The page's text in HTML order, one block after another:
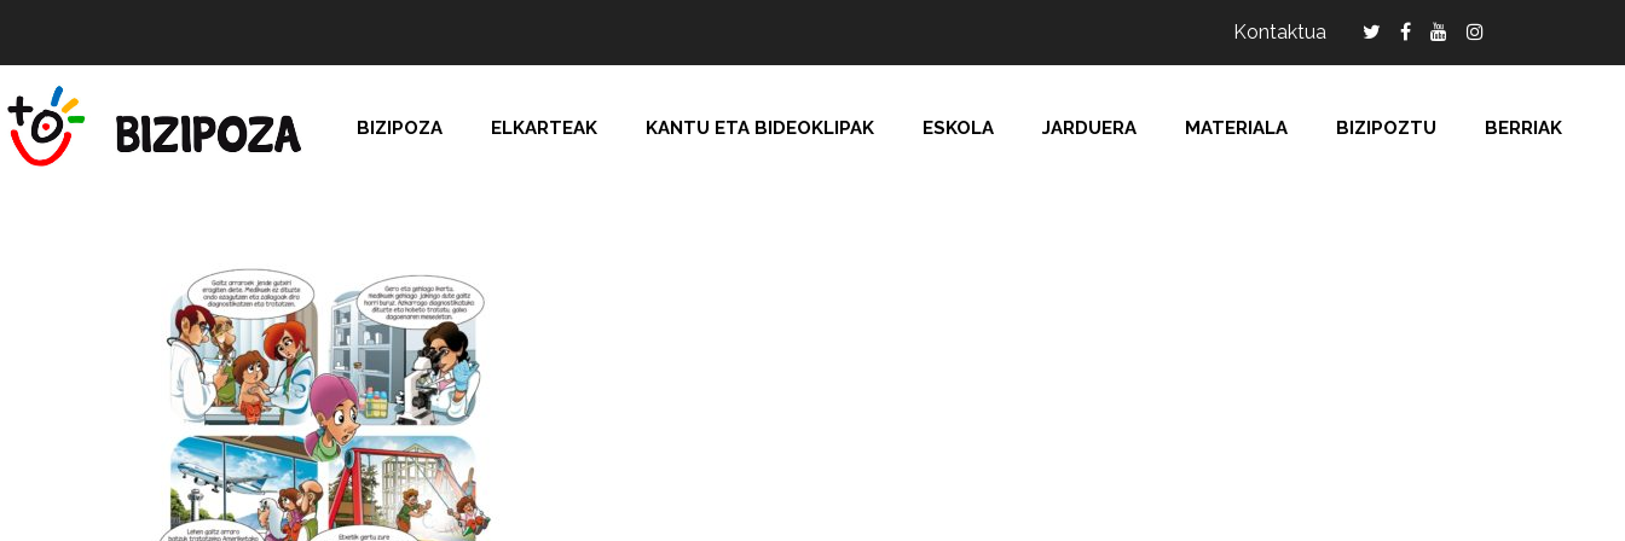
Kontaktua
BIZIPOZA ELKARTEAK KANTU ETA BIDEOKLIPAK ESKOLA JARDUERA MATERIALA BIZIPOZTU BERRIAK